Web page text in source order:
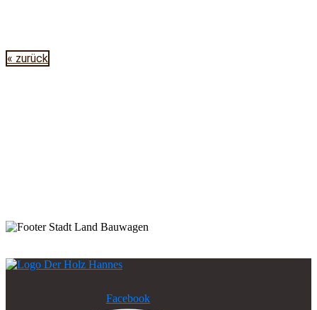
« zurück
Facebook